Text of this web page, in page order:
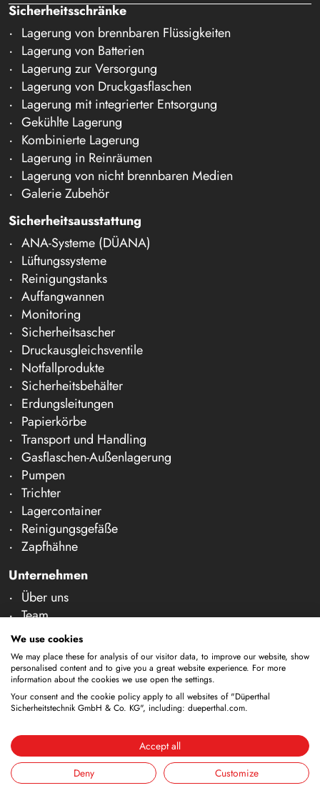
Sicherheitsschränke
Lagerung von brennbaren Flüssigkeiten
Lagerung von Batterien
Lagerung zur Versorgung
Lagerung von Druckgasflaschen
Lagerung mit integrierter Entsorgung
Gekühlte Lagerung
Kombinierte Lagerung
Lagerung in Reinräumen
Lagerung von nicht brennbaren Medien
Galerie Zubehör
Sicherheitsausstattung
ANA-Systeme (DÜANA)
Lüftungssysteme
Reinigungstanks
Auffangwannen
Monitoring
Sicherheitsascher
Druckausgleichsventile
Notfallprodukte
Sicherheitsbehälter
Erdungsleitungen
Papierkörbe
Transport und Handling
Gasflaschen-Außenlagerung
Pumpen
Trichter
Lagercontainer
Reinigungsgefäße
Zapfhähne
Unternehmen
Über uns
Team
Karriere
Messen
News & Fachartikel
Kontakt & Beratung
Beratung
Kontakt
Technische Änderungen vorbehalten. Alle Maße und
We use cookies
We may place these for analysis of our visitor data, to improve our website, show
personalised content and to give you a great website experience. For more
information about the cookies we use open the settings.
Your consent and the cookie policy apply to all websites of "Düperthal
Sicherheitstechnik GmbH & Co. KG", including: dueperthal.com.
Accept all
Deny
Customize